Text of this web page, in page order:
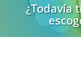
¿Todavía